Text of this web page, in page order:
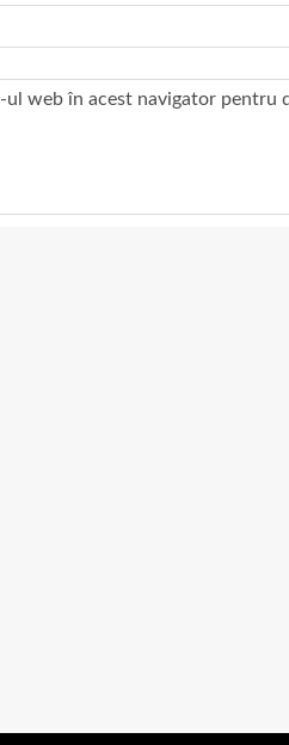
ul web în acest navigator pentru